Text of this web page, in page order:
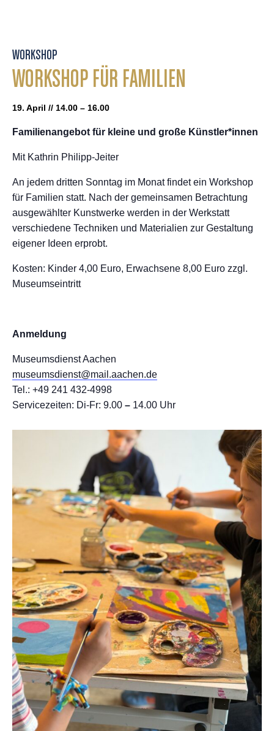
WORKSHOP
WORKSHOP FÜR FAMILIEN
19. April // 14.00 – 16.00
Familienangebot für kleine und große Künstler*innen
Mit Kathrin Philipp-Jeiter
An jedem dritten Sonntag im Monat findet ein Workshop
für Familien statt. Nach der gemeinsamen Betrachtung
ausgewählter Kunstwerke werden in der Werkstatt
verschiedene Techniken und Materialien zur Gestaltung
eigener Ideen erprobt.
Kosten: Kinder 4,00 Euro, Erwachsene 8,00 Euro zzgl.
Museumseintritt
Anmeldung
Museumsdienst Aachen
museumsdienst@mail.aachen.de
Tel.: +49 241 432-4998
Servicezeiten: Di-Fr: 9.00 – 14.00 Uhr